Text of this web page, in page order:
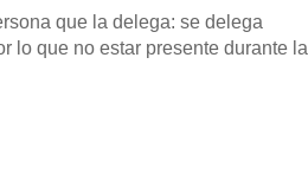
que la delega: se delega
lo que no estar presente durante la